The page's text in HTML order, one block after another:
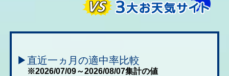
▶直近一ヵ月の適中率比較
※2026/07/09～2026/08/07集計の値